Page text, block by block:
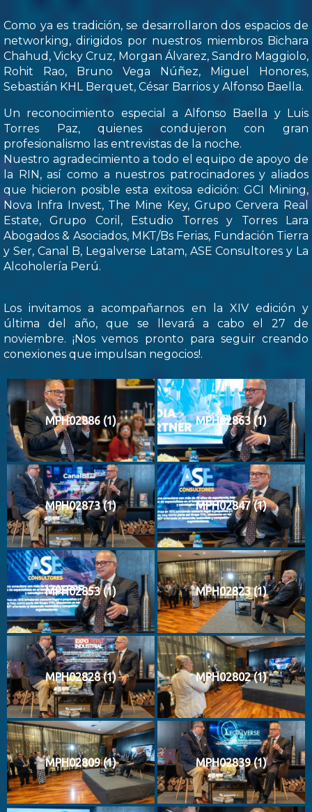
Como ya es tradición, se desarrollaron dos espacios de
networking, dirigidos por nuestros miembros Bichara
Chahud, Vicky Cruz, Morgan Álvarez, Sandro Maggiolo,
Rohit Rao, Bruno Vega Núñez, Miguel Honores,
Sebastián KHL Berquet, César Barrios y Alfonso Baella.
Un reconocimiento especial a Alfonso Baella y Luis
Torres Paz, quienes condujeron con gran
profesionalismo las entrevistas de la noche.
Nuestro agradecimiento a todo el equipo de apoyo de
la RIN, así como a nuestros patrocinadores y aliados
que hicieron posible esta exitosa edición: GCI Mining,
Nova Infra Invest, The Mine Key, Grupo Cervera Real
Estate, Grupo Coril, Estudio Torres y Torres Lara
Abogados & Asociados, MKT/Bs Ferias, Fundación Tierra
y Ser, Canal B, Legalverse Latam, ASE Consultores y La
Alcoholería Perú.
Los invitamos a acompañarnos en la XIV edición y
última del año, que se llevará a cabo el 27 de
noviembre. ¡Nos vemos pronto para seguir creando
conexiones que impulsan negocios!.
MPH02886 (1) MPH02863 (1)
MPH02873 (1) MPH02847 (1)
MPH02853 (1) MPH02823 (1)
MPH02828 (1) MPH02802 (1)
MPH02809 (1) MPH02839 (1)